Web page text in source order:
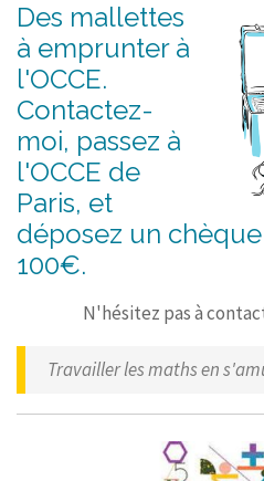
Des mallettes
à emprunter à
l'OCCE.
Contactez-
moi, passez à
l'OCCE de
Paris, et
déposez un
100€.
N'hésitez pas à
Travailler les maths en